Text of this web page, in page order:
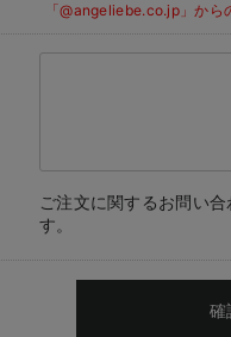
「@angeliebe.co.jp」から
ご注文に関するお問い
す。
確